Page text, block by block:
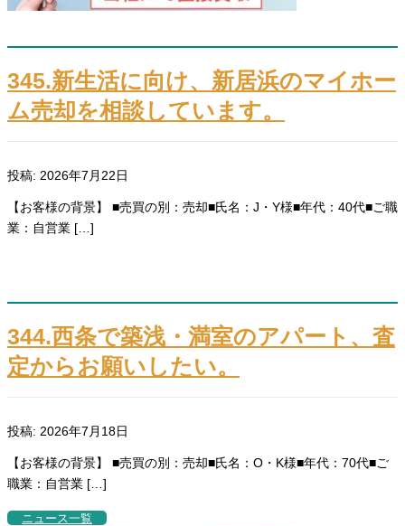
345.新生活に向け、新居浜のマイホー
ム売却を相談しています。
投稿: 2026年7月22日
【お客様の背景】 ■売買の別：売却■氏名：J・Y様■年代：40代■ご職
業：自営業 […]
344.西条で築浅・満室のアパート、査
定からお願いしたい。
投稿: 2026年7月18日
【お客様の背景】 ■売買の別：売却■氏名：O・K様■年代：70代■ご
職業：自営業 […]
ニュース一覧